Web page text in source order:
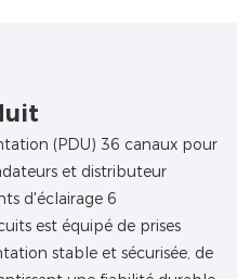
est équipé de prises
stable et sécurisée, de